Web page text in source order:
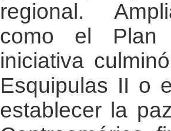
regional.
como el
iniciativa
Esquipulas II o
establecer la